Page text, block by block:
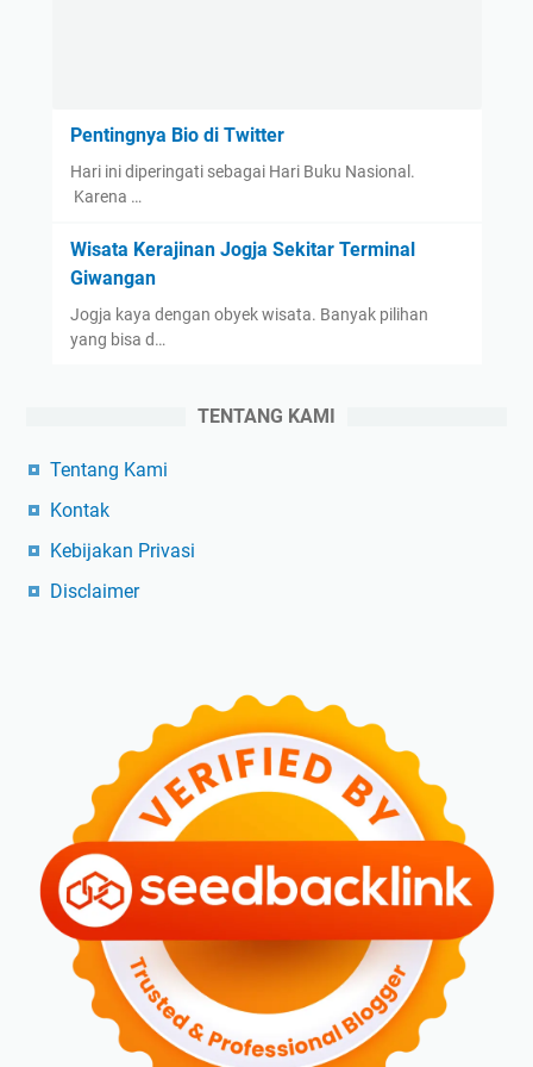
Pentingnya Bio di Twitter
Hari ini diperingati sebagai Hari Buku Nasional.
Karena …
Wisata Kerajinan Jogja Sekitar Terminal
Giwangan
Jogja kaya dengan obyek wisata. Banyak pilihan
yang bisa d…
TENTANG KAMI
Tentang Kami
Kontak
Kebijakan Privasi
Disclaimer